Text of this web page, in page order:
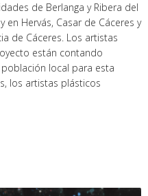
de Berlanga y Ribera del
en Hervás, Casar de Cáceres y
de Cáceres. Los artistas
están contando
local para esta
los artistas plásticos